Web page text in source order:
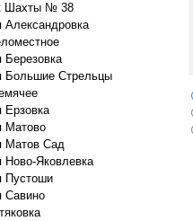
Шахты № 38
Александровка
Березовка
Большие Стрельцы
Ерзовка
Матово
Матов Сад
Ново-Яковлевка
Пустоши
Савино